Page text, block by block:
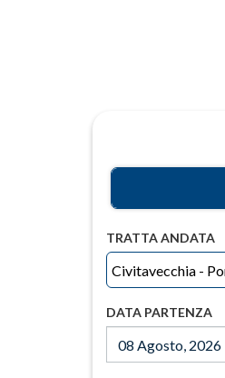
TRATTA ANDATA
DATA PARTENZA